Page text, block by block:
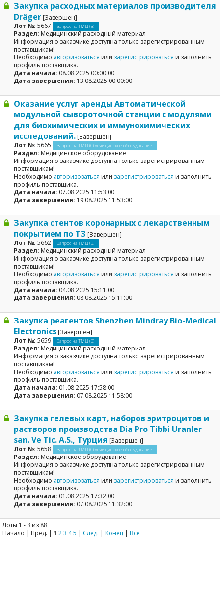
Лоты 1 - 8 из 88
Начало | Пред. | 1 23 45 | След. | Конец | Все
Закупка расходных материалов производителя
Dräger [Завершен]
Лот №: 5667 Запрос на ТМЦ (В)
Раздел: Медицинский расходный материал
Информация о заказчике доступна только зарегистрированным
поставщикам!
Необходимо авторизоваться или зарегистрироваться и заполнить
профиль поставщика.
Дата начала: 08.08.2025 00:00:00
Дата завершения: 13.08.2025 00:00:00
Оказание услуг аренды Автоматической
модульной сывороточной станции с модулями
для биохимических и иммунохимических
исследований. [Завершен]
Лот №: 5665 Запрос на ТМЦ (С) медицинское оборудование
Раздел: Медицинское оборудование
Информация о заказчике доступна только зарегистрированным
поставщикам!
Необходимо авторизоваться или зарегистрироваться и заполнить
профиль поставщика.
Дата начала: 07.08.2025 11:53:00
Дата завершения: 19.08.2025 11:53:00
Закупка стентов коронарных с лекарственным
покрытием по ТЗ [Завершен]
Лот №: 5662 Запрос на ТМЦ (В)
Раздел: Медицинский расходный материал
Информация о заказчике доступна только зарегистрированным
поставщикам!
Необходимо авторизоваться или зарегистрироваться и заполнить
профиль поставщика.
Дата начала: 04.08.2025 15:11:00
Дата завершения: 08.08.2025 15:11:00
Закупка реагентов Shenzhen Mindray Bio-Medical
Electronics [Завершен]
Лот №: 5659 Запрос на ТМЦ (В)
Раздел: Медицинский расходный материал
Информация о заказчике доступна только зарегистрированным
поставщикам!
Необходимо авторизоваться или зарегистрироваться и заполнить
профиль поставщика.
Дата начала: 01.08.2025 17:58:00
Дата завершения: 07.08.2025 11:58:00
Закупка гелевых карт, наборов эритроцитов и
растворов производства Dia Pro Tibbi Uranler
san. Ve Tic. A.S., Турция [Завершен]
Лот №: 5658 Запрос на ТМЦ (С) медицинское оборудование
Раздел: Медицинское оборудование
Информация о заказчике доступна только зарегистрированным
поставщикам!
Необходимо авторизоваться или зарегистрироваться и заполнить
профиль поставщика.
Дата начала: 01.08.2025 17:32:00
Дата завершения: 07.08.2025 11:32:00